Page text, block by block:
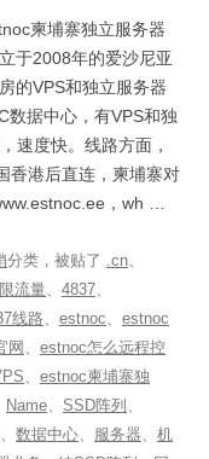
柬埔寨独立服务器
于2008年的爱沙尼亚
的VPS和独立服务器
数据中心，有VPS和独
速度快。线路方面，
香港后直连，柬埔寨对
，wh …
分类，被贴了 .cn、
流量、 4837、
线路、 estnoc、 estnoc
网、 estnoc怎么远程控
、 estnoc柬埔寨独
Name、 SSD阵列 、
、 数据中心、 服务器、 机